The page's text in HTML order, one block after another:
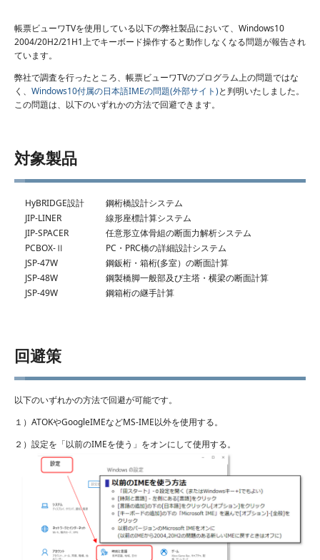
帳票ビューワTVを使用している以下の弊社製品において、Windows10
2004/20H2/21H1上でキーボード操作すると動作しなくなる問題が報告され
ています。
弊社で調査を行ったところ、帳票ビューワTVのプログラム上の問題ではな
く、 Windows10付属の日本語IMEの問題(外部サイト)と判明いたしました。
この問題は、以下のいずれかの方法で回避できます。
対象製品
HyBRIDGE設計
鋼桁橋設計システム
JIP-LINER
線形座標計算システム
JIP-SPACER
任意形立体骨組の断面力解析システム
PCBOX-Ⅱ
PC・PRC橋の詳細設計システム
JSP-47W
鋼鈑桁・箱桁(多室）の断面計算
JSP-48W
鋼製橋脚一般部及び主塔・横梁の断面計算
JSP-49W
鋼箱桁の継手計算
回避策
以下のいずれかの方法で回避が可能です。
１）ATOKやGoogleIMEなどMS-IME以外を使用する。
２）設定を「以前のIMEを使う」をオンにして使用する。